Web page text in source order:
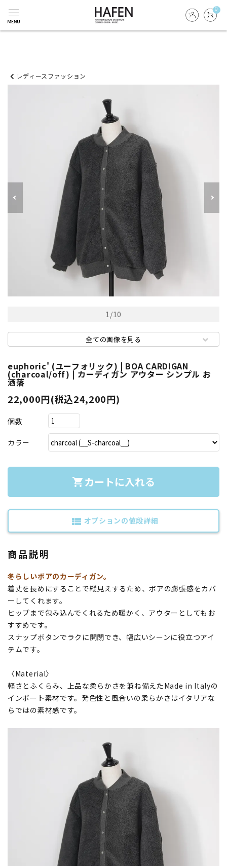
0
レディースファッション
1/10
全ての画像を見る
euphoric' (ユーフォリック) | BOA CARDIGAN
(charcoal/off) | カーディガン アウター シンプル お
洒落
22,000円(税込24,200円)
個数
カラー
shopping_cart カートに入れる
view_list オプションの値段詳細
商品説明
冬らしいボアのカーディガン。
着丈を長めにすることで縦見えするため、ボアの膨張感をカバ
ーしてくれます。
ヒップまで包み込んでくれるため暖かく、アウターとしてもお
すすめです。
スナップボタンでラクに開閉でき、幅広いシーンに役立つアイ
テムです。
〈Material〉
軽さとふくらみ、上品な柔らかさを兼ね備えたMade in Italyの
インポート素材です。発色性と風合いの柔らかさはイタリアな
らではの素材感です。